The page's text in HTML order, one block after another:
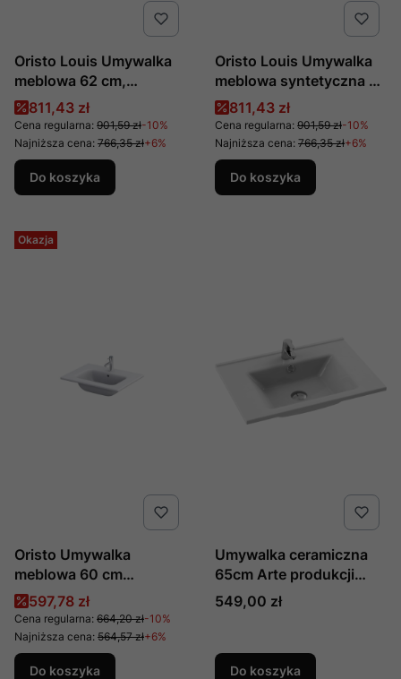
Oristo Louis Umywalka
meblowa 62 cm,
syntetyczna biały mat
UME-LU-62-93
Cena promocyjna
811,43 zł
Cena regularna: 901,59 zł-10%
Najniższa cena: 766,35 zł+6%
Do koszyka
Oristo Louis Umywalka
meblowa syntetyczna 62
cm UME-LU-62-92
Cena promocyjna
811,43 zł
Cena regularna: 901,59 zł-10%
Najniższa cena: 766,35 zł+6%
Do koszyka
Okazja
Oristo Umywalka
meblowa 60 cm
ceramiczna Joy UME-
JO-60-91
Cena promocyjna
597,78 zł
Cena regularna: 664,20 zł-10%
Najniższa cena: 564,57 zł+6%
Do koszyka
Umywalka ceramiczna
65cm Arte produkcji
Cerastyle 067300-u
Cena
549,00 zł
Do koszyka